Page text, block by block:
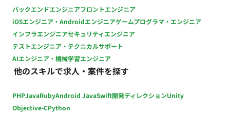
バックエンドエンジニアフロントエンジニア
iOSエンジニア・Androidエンジニアゲームプログラマ・エンジニア
インフラエンジニアセキュリティエンジニア
テストエンジニア・テクニカルサポート
AIエンジニア・機械学習エンジニア
他のスキルで求人・案件を探す
PHPJavaRubyAndroid JavaSwift開発ディレクションUnity
Objective-CPython